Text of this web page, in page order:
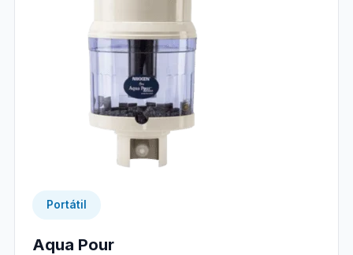
Portátil
Aqua Pour